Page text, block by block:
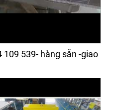
539- hàng sẵn -giao